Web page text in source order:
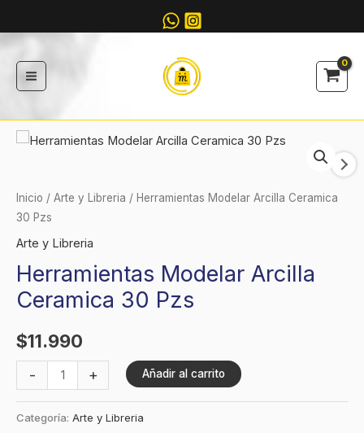
al
Inicio / Arte y Libreria / Herramientas Modelar Arcilla Ceramica
30 Pzs
Arte y Libreria
Herramientas Modelar Arcilla
Ceramica 30 Pzs
$11.990
-
Herramientas
Ceramica
Pzs
cantidad
+ Añadir al carrito
Categoría: Arte y Libreria